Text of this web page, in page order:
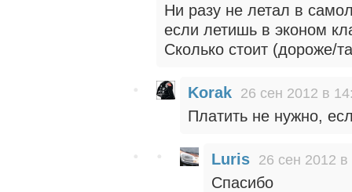
Ни разу не летал в
если летишь в эконом
Сколько стоит (дороже/
Korak 26 сен 2012 в
Платить не нужно,
Luris 26 сен 2012 в
Спасибо